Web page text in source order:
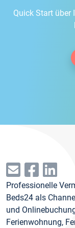
Quick Start über
Professionelle
Beds24 als
und
Ferienwohnung,